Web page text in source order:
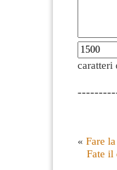
caratteri
« Fare
Fate il